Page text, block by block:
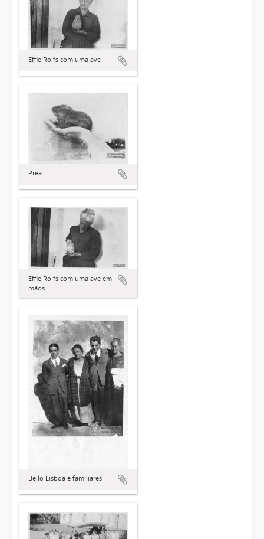
Effie Rolfs com uma ave
Preá
Effie Rolfs com uma ave em
mãos
Bello Lisboa e familiares